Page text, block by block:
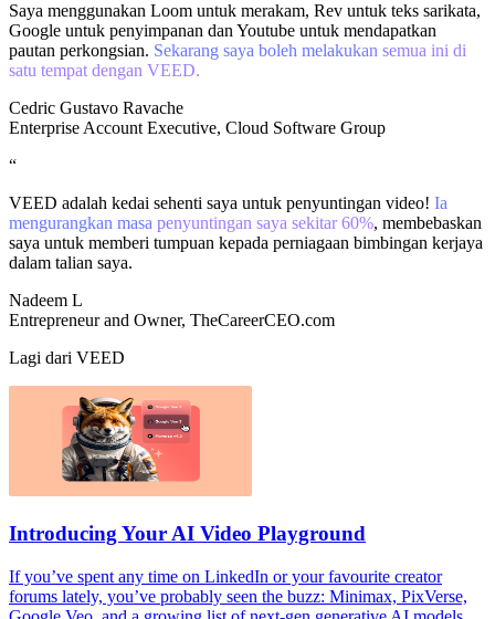
Saya menggunakan Loom untuk merakam, Rev untuk teks sarikata,
Google untuk penyimpanan dan Youtube untuk mendapatkan
pautan perkongsian. Sekarang saya boleh melakukan semua ini di
satu tempat dengan VEED.
Cedric Gustavo Ravache
Enterprise Account Executive, Cloud Software Group
“
VEED adalah kedai sehenti saya untuk penyuntingan video! Ia
mengurangkan masa penyuntingan saya sekitar 60%, membebaskan
saya untuk memberi tumpuan kepada perniagaan bimbingan kerjaya
dalam talian saya.
Nadeem L
Entrepreneur and Owner, TheCareerCEO.com
Lagi dari VEED
Introducing Your AI Video Playground
If you’ve spent any time on LinkedIn or your favourite creator
forums lately, you’ve probably seen the buzz: Minimax, PixVerse,